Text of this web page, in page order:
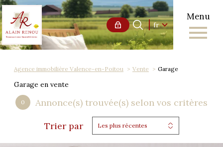
Menu
Langue
fr
Accueil 0 Langue
fr
Agence immobilière Valence-en-Poitou Vente Garage
Garage en vente
0 Annonce(s) trouvée(s) selon vos critères
Trier par Les plus récentes